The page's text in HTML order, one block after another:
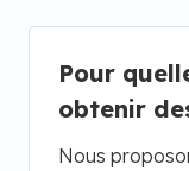
Pour
obtenir
Nous